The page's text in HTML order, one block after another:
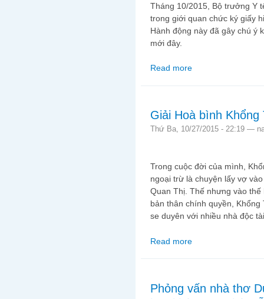
Tháng 10/2015, Bộ trưởng Y
trong giới quan chức ký giấy
Hành động này đã gây chú ý
mới đây.
Read more
Giải Hoà bình
Thứ Ba, 10/27/2015 - 22:19 —
Trong cuộc đời của mình,
ngoại trừ là chuyện lấy vợ
Quan Thị. Thế nhưng vào
bản thân chính quyền,
se duyên với nhiều nhà độc
Read more
Phỏng vấn nhà thơ